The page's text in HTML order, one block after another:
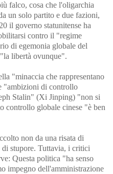
falco, cosa che l'oligarchia
un solo partito e due fazioni,
il governo statunitense ha
contro il "regime
di egemonia globale del
libertà ovunque".
"minaccia che rappresentano
"ambizioni di controllo
Stalin" (Xi Jinping) "non si
controllo globale cinese "è ben
non da una risata di
stupore. Tuttavia, i critici
Questa politica "ha senso
impegno dell'amministrazione